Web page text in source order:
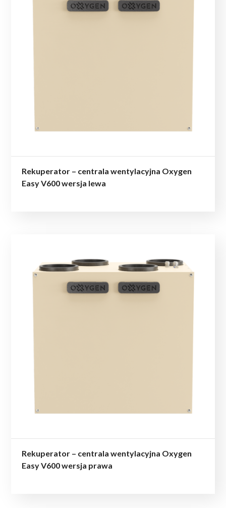
Rekuperator – centrala wentylacyjna Oxygen
Easy V600 wersja lewa
Rekuperator – centrala wentylacyjna Oxygen
Easy V600 wersja prawa